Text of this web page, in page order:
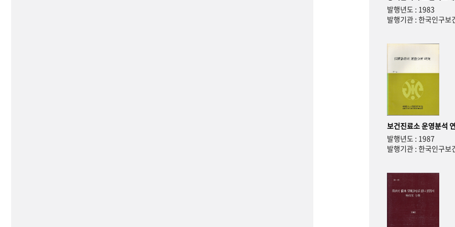
발행년도 : 1983
발행기관 : 한국인구보
보건진료소 운영분석
발행년도 : 1987
발행기관 : 한국인구보